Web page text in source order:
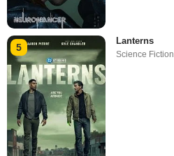
5
Lanterns
Science Fiction